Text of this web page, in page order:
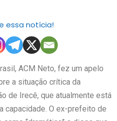
essa notícia!
ACM Neto, fez um apelo
a situação crítica da
de Irecê, que atualmente está
capacidade. O ex-prefeito de